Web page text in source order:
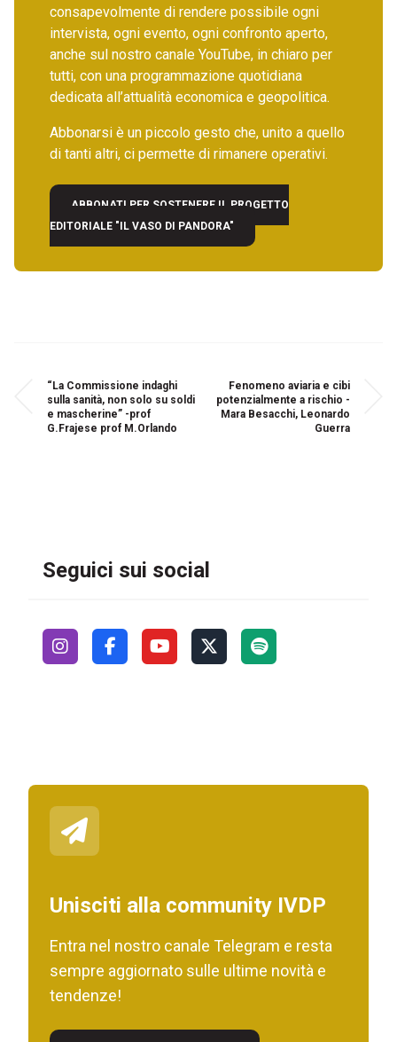
consapevolmente di rendere possibile ogni
intervista, ogni evento, ogni confronto aperto,
anche sul nostro canale YouTube, in chiaro per
tutti, con una programmazione quotidiana
dedicata all’attualità economica e geopolitica.
Abbonarsi è un piccolo gesto che, unito a quello
di tanti altri, ci permette di rimanere operativi.
ABBONATI PER SOSTENERE IL PROGETTO
EDITORIALE "IL VASO DI PANDORA"
“La Commissione indaghi
sulla sanità, non solo su soldi
e mascherine” -prof
G.Frajese prof M.Orlando
Fenomeno aviaria e cibi
potenzialmente a rischio -
Mara Besacchi, Leonardo
Guerra
Seguici sui social
Unisciti alla community IVDP
Entra nel nostro canale Telegram e resta
sempre aggiornato sulle ultime novità e
tendenze!